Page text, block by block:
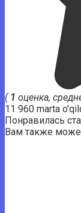
( 1 оценка,
11 960 marta
Понравилась
Вам также